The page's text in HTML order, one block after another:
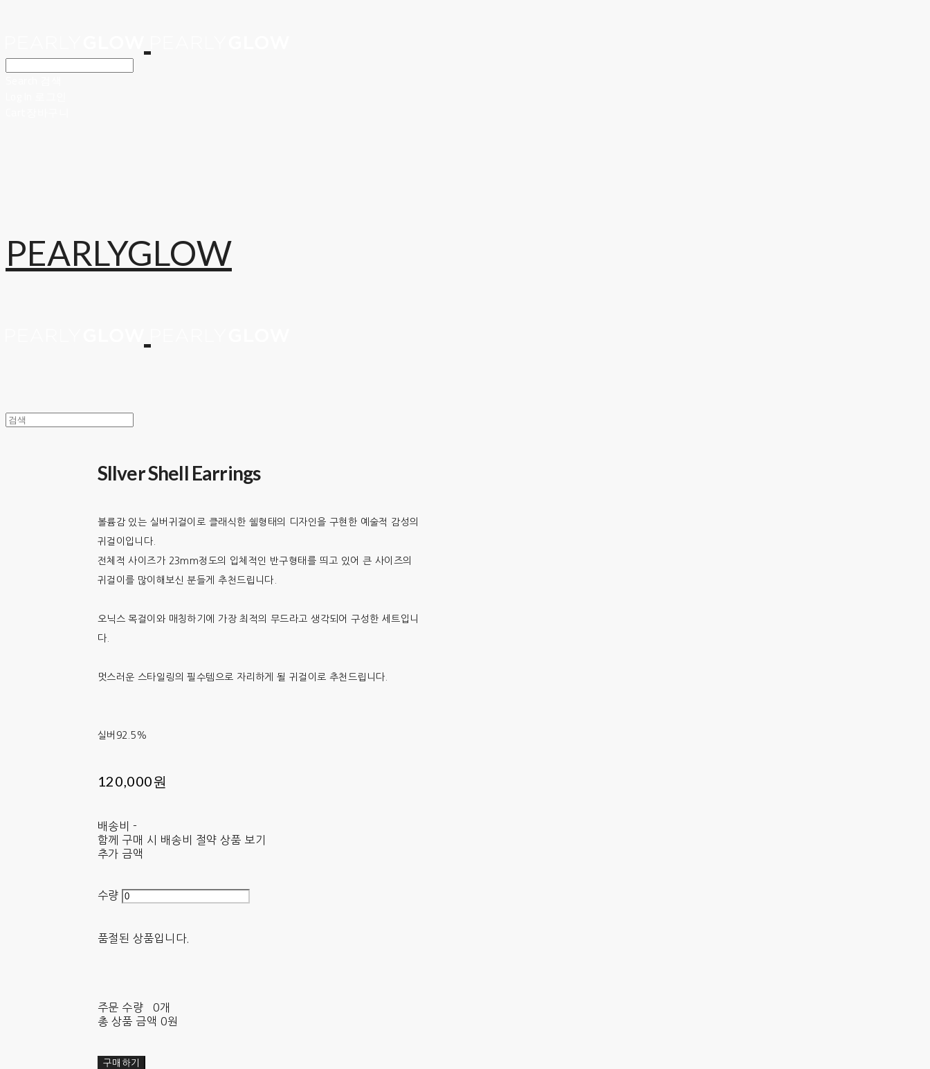
PEARLYGLOW
SIlver Shell Earrings
볼륨감 있는 실버귀걸이로 클래식한 쉘형태의 디자인을 구현한 예술적 감성의
귀걸이입니다.
전체적 사이즈가 23mm정도의 입체적인 반구형태를 띄고 있어 큰 사이즈의
귀걸이를 많이해보신 분들게 추천드립니다.
오닉스 목걸이와 매칭하기에 가장 최적의 무드라고 생각되어 구성한 세트입니
다.
멋스러운 스타일링의 필수템으로 자리하게 될 귀걸이로 추천드립니다.
실버92.5%
120,000원
배송비 -
함께 구매 시 배송비 절약 상품 보기
추가 금액
수량
품절된 상품입니다.
주문 수량
0개
총 상품 금액 0원
구매하기